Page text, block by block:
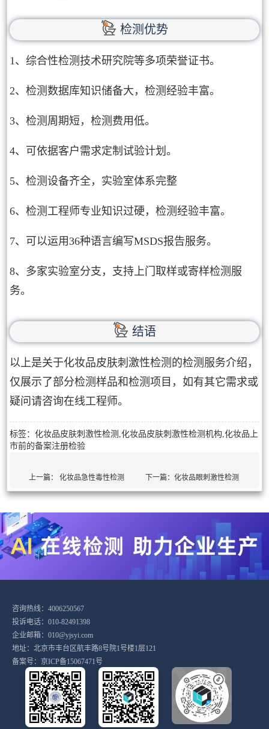
检测优势
1、综合性检测技术研究院等多项荣誉证书。
2、检测数据库知识储备大，检测经验丰富。
3、检测周期短，检测费用低。
4、可依据客户需求定制试验计划。
5、检测设备齐全，实验室体系完整
6、检测工程师专业知识过硬，检测经验丰富。
7、可以运用36种语言编写MSDS报告服务。
8、多家实验室分支，支持上门取样或寄样检测服
务。
结语
以上是关于化妆品皮肤刺激性检测的检测服务介绍，
仅展示了部分检测样品和检测项目，如有其它需求或
疑问请咨询在线工程师。
标签：化妆品皮肤刺激性检测,化妆品皮肤刺激性检测机构,化妆品上
市前的备案注册检验
上一篇：化妆品急性毒性检测 下一篇：化妆品眼刺激性检测
咨询热线：4006250567
投诉电话：010-82491398
企业邮箱：010@yjsyi.com
地址：北京市丰台区航丰路8号院1号楼1层121
备案号： 京ICP备15067471号